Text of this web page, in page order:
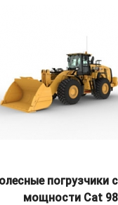
погрузчики
мощности Cat